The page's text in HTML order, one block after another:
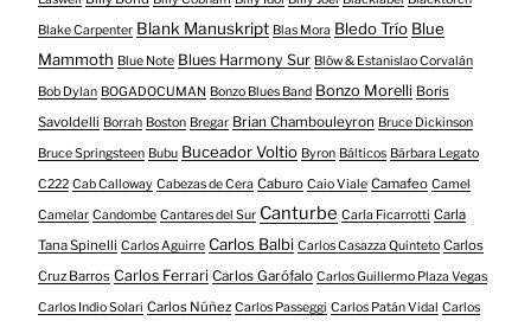
Blake Carpenter Blank Manuskript Blas Mora Bledo Trío Blue
Mammoth Blue Note Blues Harmony Sur Blöw & Estanislao Corvalán
Bob Dylan BOGADOCUMAN Bonzo Blues Band Bonzo Morelli Boris
Savoldelli Borrah Boston Bregar Brian Chambouleyron Bruce Dickinson
Bruce Springsteen Bubu Buceador Voltio Byron Bálticos Bárbara Legato
C222 Cab Calloway Cabezas de Cera Caburo Caio Viale Camafeo Camel
Camelar Candombe Cantares del Sur Canturbe Carla Ficarrotti Carla
Tana Spinelli Carlos Aguirre Carlos Balbi Carlos Casazza Quinteto Carlos
Cruz Barros Carlos Ferrari Carlos Garófalo Carlos Guillermo Plaza Vegas
Carlos Indio Solari Carlos Núñez Carlos Passeggi Carlos Patán Vidal Carlos